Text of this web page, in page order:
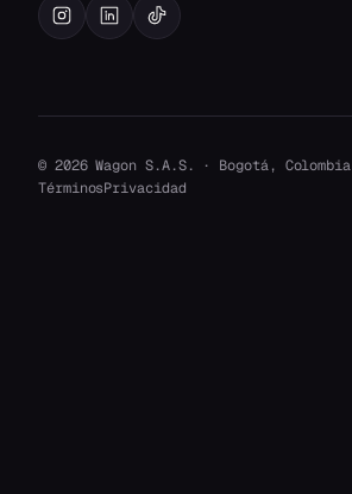
© 2026 Wagon S.A.S. · Bogotá, Colombia
TérminosPrivacidad